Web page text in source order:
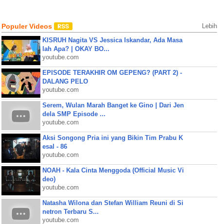
Populer Videos Lebih
KISRUH Nagita VS Jessica Iskandar, Ada Masa
lah Apa? | OKAY BO...
youtube.com
EPISODE TERAKHIR OM GEPENG? (PART 2) -
DALANG PELO
youtube.com
Serem, Wulan Marah Banget ke Gino | Dari Jen
dela SMP Episode ...
youtube.com
Aksi Songong Pria ini yang Bikin Tim Prabu K
esal - 86
youtube.com
NOAH - Kala Cinta Menggoda (Official Music Vi
deo)
youtube.com
Natasha Wilona dan Stefan William Reuni di Si
netron Terbaru S...
youtube.com